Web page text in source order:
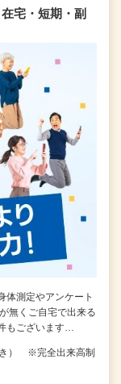
宅・短期・副
体測定やアンケート
無くご自宅で出来る
もございます…
き） ※完全出来高制